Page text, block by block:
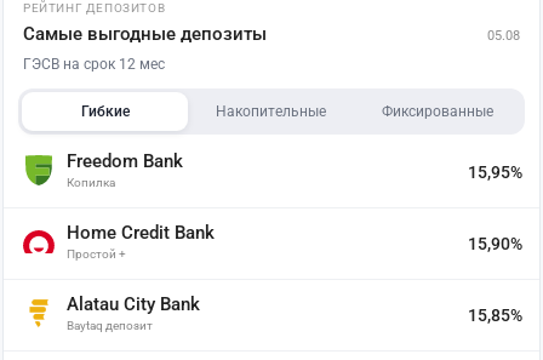
РЕЙТИНГ ДЕПОЗИТОВ
Самые выгодные депозиты 05.08
ГЭСВ на срок 12 мес
Гибкие Накопительные Фиксированные
Freedom Bank
Копилка
15,95%
Home Credit Bank
Простой +
15,90%
Alatau City Bank
Baytaq депозит
15,85%